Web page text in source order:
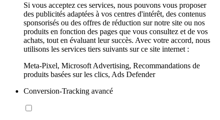
Si vous acceptez ces services, nous pouvons vous proposer
des publicités adaptées à vos centres d'intérêt, des contenus
sponsorisés ou des offres de réduction sur notre site ou nos
produits en fonction des pages que vous consultez et de vos
achats, tout en évaluant leur succès. Avec votre accord, nous
utilisons les services tiers suivants sur ce site internet :
Meta-Pixel, Microsoft Advertising, Recommandations de
produits basées sur les clics, Ads Defender
Conversion-Tracking avancé